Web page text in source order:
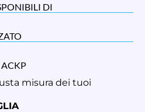
DI
ACKP
misura dei tuoi